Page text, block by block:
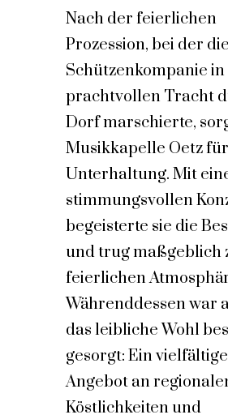
Nach der feierlichen
Prozession, bei der die
Schützenkompanie
prachtvollen Tracht
Dorf marschierte,
Musikkapelle Oetz
Unterhaltung. Mit
stimmungsvollen
begeisterte sie die
und trug maßgeblich
feierlichen
Währenddessen war
das leibliche Wohl
gesorgt: Ein
Angebot an
Köstlichkeiten und